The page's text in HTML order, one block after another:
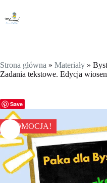
treści
Strona główna » Materiały »
Zadania tekstowe. Edycja
Save
PROMOCJA!